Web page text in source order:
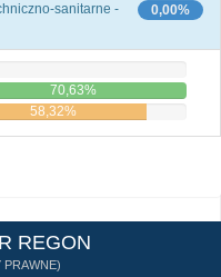
0,00%
sanitarne -
70,63%
58,32%
REGON
PRAWNE)